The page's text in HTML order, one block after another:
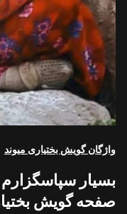
واژگان گویش بختیاری میوند
بسیار
صفحه گویش